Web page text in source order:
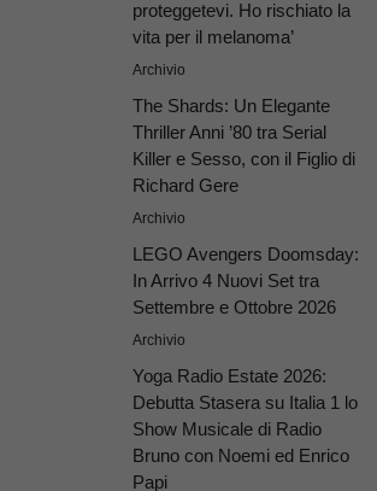
proteggetevi. Ho rischiato la
vita per il melanoma’
Archivio
The Shards: Un Elegante
Thriller Anni ’80 tra Serial
Killer e Sesso, con il Figlio di
Richard Gere
Archivio
LEGO Avengers Doomsday:
In Arrivo 4 Nuovi Set tra
Settembre e Ottobre 2026
Archivio
Yoga Radio Estate 2026:
Debutta Stasera su Italia 1 lo
Show Musicale di Radio
Bruno con Noemi ed Enrico
Papi